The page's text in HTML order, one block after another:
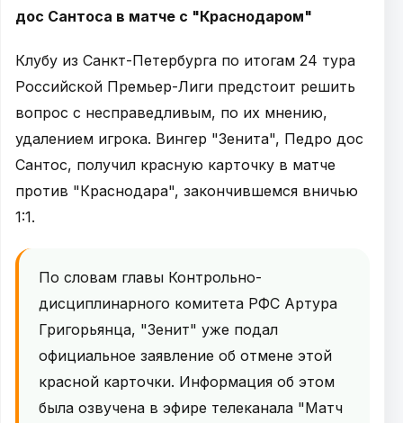
дос Сантоса в матче с "Краснодаром"
Клубу из Санкт-Петербурга по итогам 24 тура
Российской Премьер-Лиги предстоит решить
вопрос с несправедливым, по их мнению,
удалением игрока. Вингер "Зенита", Педро дос
Сантос, получил красную карточку в матче
против "Краснодара", закончившемся вничью
1:1.
По словам главы Контрольно-
дисциплинарного комитета РФС Артура
Григорьянца, "Зенит" уже подал
официальное заявление об отмене этой
красной карточки. Информация об этом
была озвучена в эфире телеканала "Матч